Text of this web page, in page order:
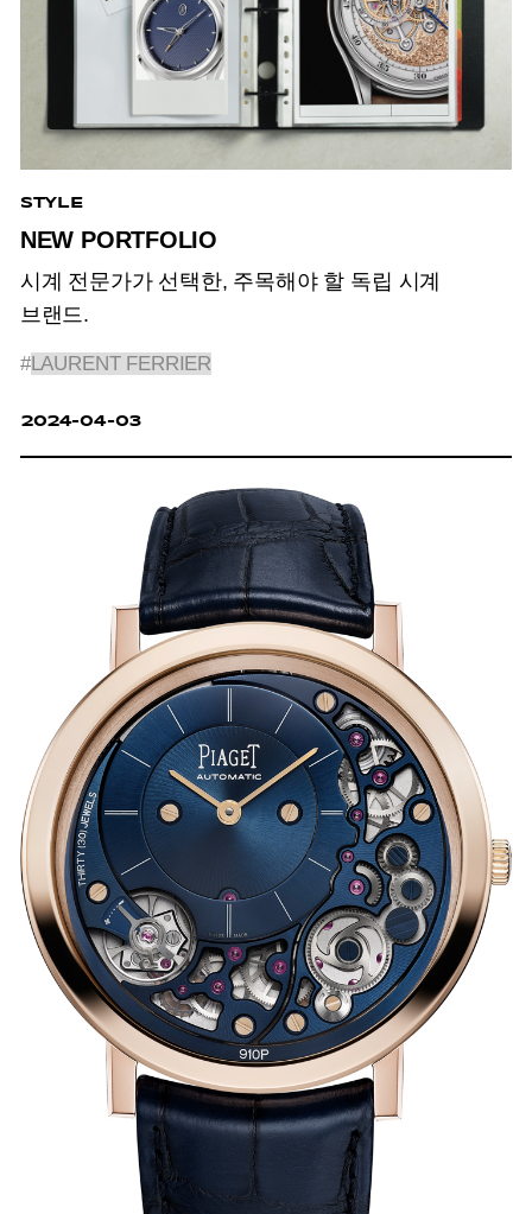
STYLE
NEW PORTFOLIO
시계 전문가가 선택한, 주목해야 할 독립 시계
브랜드.
#LAURENT FERRIER
2024-04-03